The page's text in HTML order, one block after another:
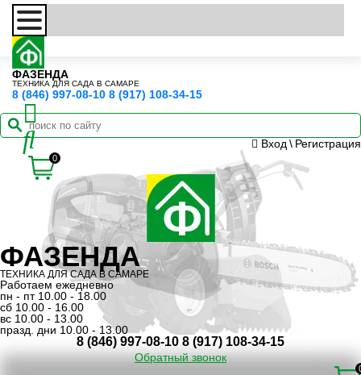
ФАЗЕНДА
ТЕХНИКА ДЛЯ САДА В САМАРЕ
8 (846) 997-08-10 8 (917) 108-34-15
0
Вход \ Регистрация
ФАЗЕНДА
ТЕХНИКА ДЛЯ САДА В САМАРЕ
Работаем ежедневно
пн - пт 10.00 - 18.00
сб 10.00 - 16.00
вс 10.00 - 13.00
празд. дни 10.00 - 13.00
8 (846) 997-08-10 8 (917) 108-34-15
Обратный звонок